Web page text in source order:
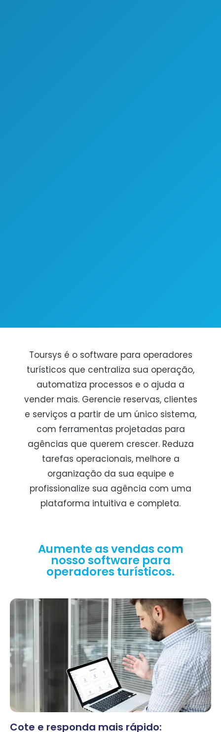
Toursys é o software para operadores
turísticos que centraliza sua operação,
automatiza processos e o ajuda a
vender mais. Gerencie reservas, clientes
e serviços a partir de um único sistema,
com ferramentas projetadas para
agências que querem crescer. Reduza
tarefas operacionais, melhore a
organização da sua equipe e
profissionalize sua agência com uma
plataforma intuitiva e completa.
Aumente as vendas com
nosso software para
operadores turísticos.
Cote e responda mais rápido: